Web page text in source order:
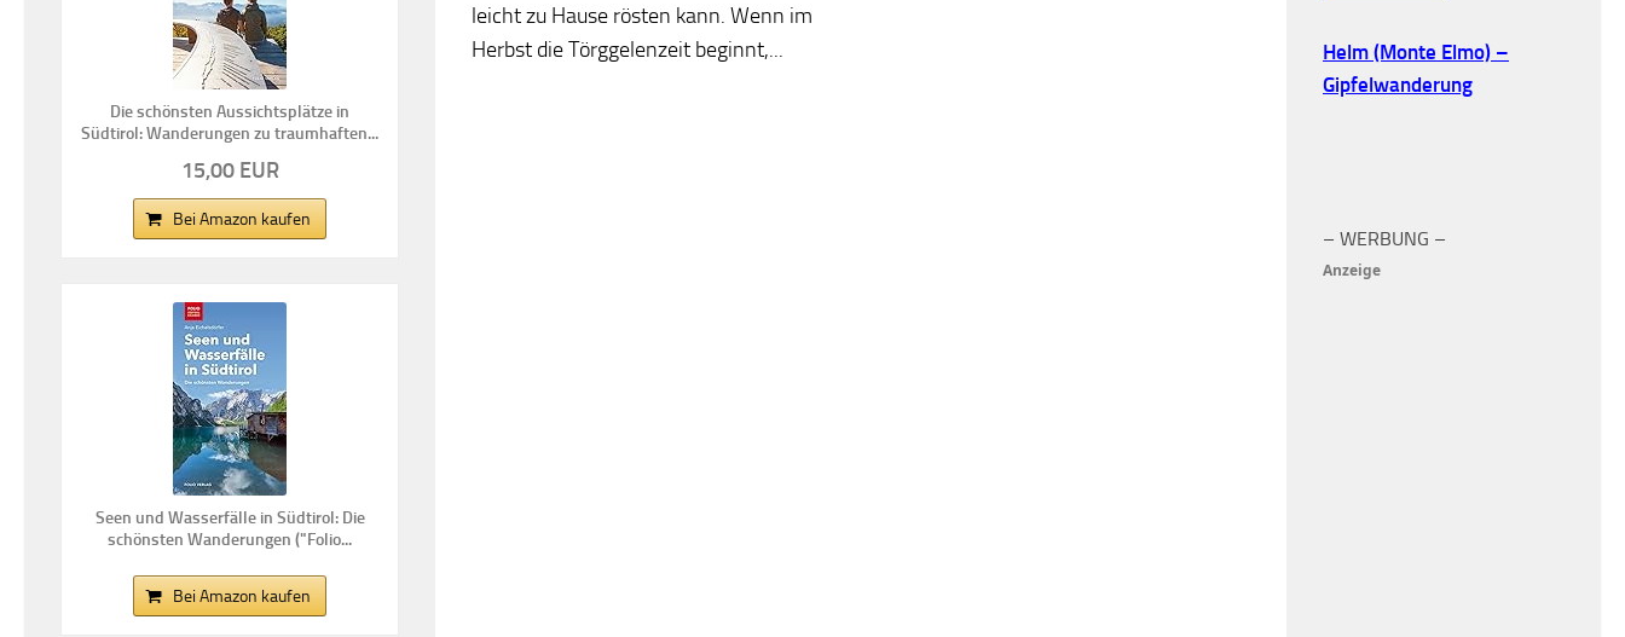
leicht zu Hause rösten kann. Wenn im
Herbst die Törggelenzeit beginnt,...
Die schönsten Aussichtsplätze in
Südtirol: Wanderungen zu traumhaften...
15,00 EUR
Bei Amazon kaufen
Seen und Wasserfälle in Südtirol: Die
schönsten Wanderungen ("Folio...
Bei Amazon kaufen
Helm (Monte Elmo) –
Gipfelwanderung
– WERBUNG –
Anzeige